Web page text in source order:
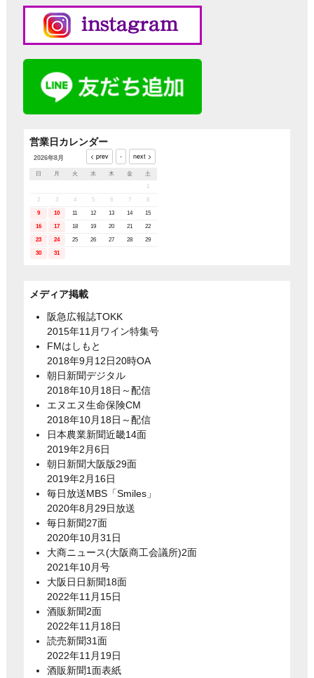
営業日カレンダー
2026年8月
日 月 火 水 木 金
土
1
2 3 4 5 6 7 8
9 10 11 12 13 14 15
16 17 18 19 20 21 22
23 24 25 26 27 28 29
30 31
メディア掲載
阪急広報誌TOKK
2015年11月ワイン特集号
FMはしもと
2018年9月12日20時OA
朝日新聞デジタル
2018年10月18日～配信
エヌエヌ生命保険CM
2018年10月18日～配信
日本農業新聞近畿14面
2019年2月6日
朝日新聞大阪版29面
2019年2月16日
毎日放送MBS「Smiles」
2020年8月29日放送
毎日新聞27面
2020年10月31日
大商ニュース(大阪商工会議所)2面
2021年10月号
大阪日日新聞18面
2022年11月15日
酒販新聞2面
2022年11月18日
読売新聞31面
2022年11月19日
酒販新聞1面表紙